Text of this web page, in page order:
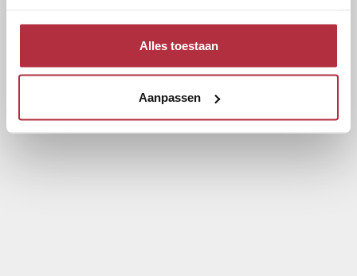
Alles toestaan
Aanpassen